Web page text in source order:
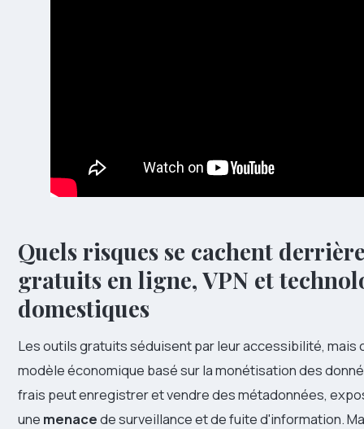
Quels risques se cachent
gratuits en ligne, VPN et
domestiques
Les outils gratuits séduisent par leur accessibilité, mais
modèle économique basé sur la monétisation des
frais peut enregistrer et vendre des métadonnées,
une menacede surveillance et de fuite d'information.